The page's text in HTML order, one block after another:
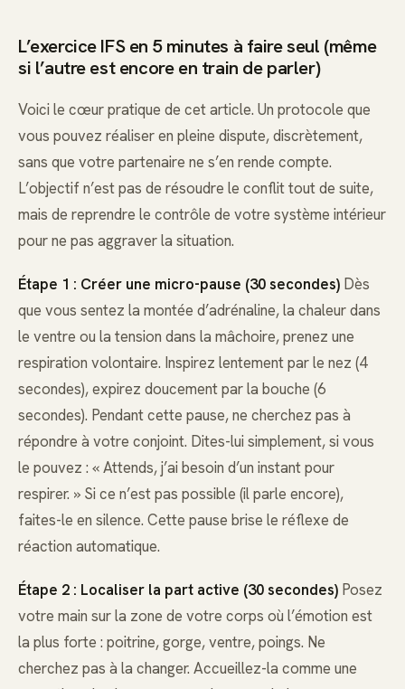
L’exercice IFS en 5 minutes à faire seul (même
si l’autre est encore en train de parler)
Voici le cœur pratique de cet article. Un protocole que
vous pouvez réaliser en pleine dispute, discrètement,
sans que votre partenaire ne s’en rende compte.
L’objectif n’est pas de résoudre le conflit tout de suite,
mais de reprendre le contrôle de votre système intérieur
pour ne pas aggraver la situation.
Étape 1 : Créer une micro-pause (30 secondes) Dès
que vous sentez la montée d’adrénaline, la chaleur dans
le ventre ou la tension dans la mâchoire, prenez une
respiration volontaire. Inspirez lentement par le nez (4
secondes), expirez doucement par la bouche (6
secondes). Pendant cette pause, ne cherchez pas à
répondre à votre conjoint. Dites-lui simplement, si vous
le pouvez : « Attends, j’ai besoin d’un instant pour
respirer. » Si ce n’est pas possible (il parle encore),
faites-le en silence. Cette pause brise le réflexe de
réaction automatique.
Étape 2 : Localiser la part active (30 secondes) Posez
votre main sur la zone de votre corps où l’émotion est
la plus forte : poitrine, gorge, ventre, poings. Ne
cherchez pas à la changer. Accueillez-la comme une